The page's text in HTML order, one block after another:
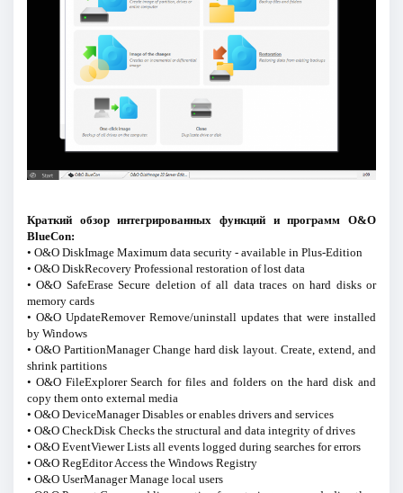
Краткий обзор интегрированных функций и программ O&O
BlueCon:
• O&O DiskImage Maximum data security - available in Plus-Edition
• O&O DiskRecovery Professional restoration of lost data
• O&O SafeErase Secure deletion of all data traces on hard disks or
memory cards
• O&O UpdateRemover Remove/uninstall updates that were installed
by Windows
• O&O PartitionManager Change hard disk layout. Create, extend, and
shrink partitions
• O&O FileExplorer Search for files and folders on the hard disk and
copy them onto external media
• O&O DeviceManager Disables or enables drivers and services
• O&O CheckDisk Checks the structural and data integrity of drives
• O&O EventViewer Lists all events logged during searches for errors
• O&O RegEditor Access the Windows Registry
• O&O UserManager Manage local users